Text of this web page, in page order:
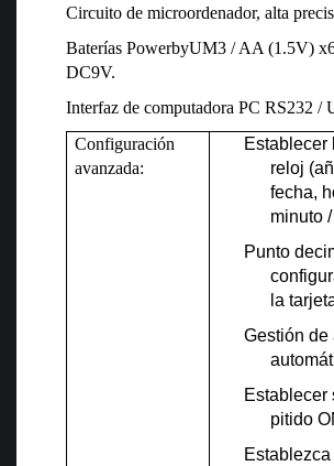
Circuito de microordenador, alta
Baterías PowerbyUM3 / AA (1.5V)
DC9V.
Interfaz de computadora PC RS232 /
Configuración
avanzada:
Establecer
reloj
fecha,
minuto
Punto
la
Gestión de
Establecer
pitido